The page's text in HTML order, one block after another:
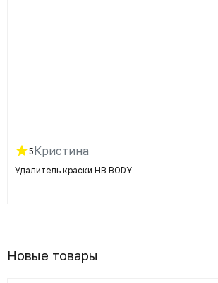
5Кристина
Удалитель краски HB BODY
Новые товары